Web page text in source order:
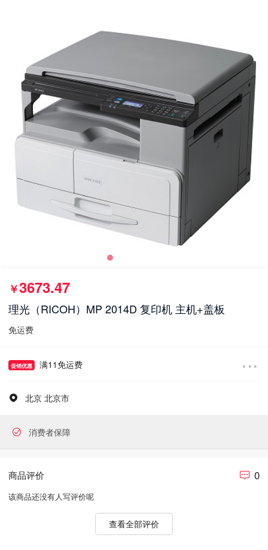
￥3673.47
理光（RICOH）MP 2014D 复印机 主机+盖板
免运费
促销优惠 满11免运费
北京 北京市
消费者保障
商品评价 0
该商品还没有人写评价呢
查看全部评价